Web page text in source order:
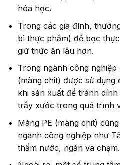
hóa học.
Trong các gia đình,
bì thực phẩm) để bọc
giữ thức ăn lâu hơn.
Trong ngành công
(màng chit) được sử dụng
khi sản xuất để tránh
trầy xước trong quá trình
Màng PE (màng chit)
ngành công nghiệp như
thấm nước, ngăn va chạm.